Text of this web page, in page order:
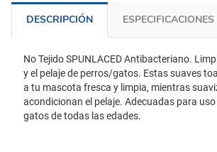
DESCRIPCIÓN ESPECIFICACIONES
No Tejido SPUNLACED Antibacteriano.
y el pelaje de perros/gatos. Estas suaves
a tu mascota fresca y limpia, mientras
acondicionan el pelaje. Adecuadas para
gatos de todas las edades.